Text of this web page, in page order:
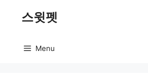
스윗펫
Menu